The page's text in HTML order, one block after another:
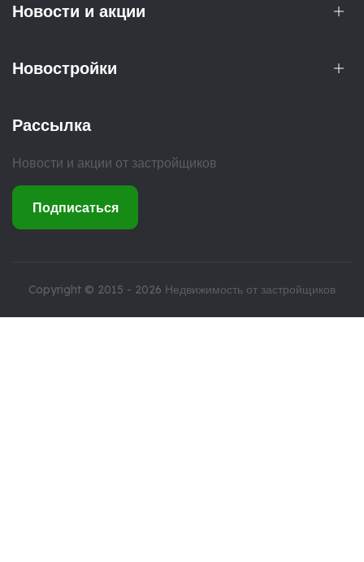
Новости и акции
Новостройки
Рассылка
Новости и акции от застройщиков
Подписаться
Copyright © 2015 - 2026 Недвижимость от застройщиков